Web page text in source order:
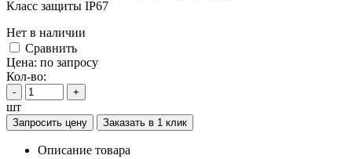
Класс защиты IР67
Нет в наличии
Cравнить
Цена: по запросу
Кол-во:
- +
шт
Запросить цену Заказать в 1 клик
Описание товара